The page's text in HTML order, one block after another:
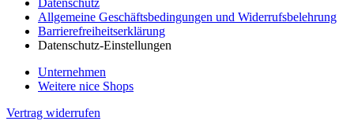
Datenschutz
Allgemeine Geschäftsbedingungen und Widerrufsbelehrung
Barrierefreiheitserklärung
Datenschutz-Einstellungen
Unternehmen
Weitere nice Shops
Vertrag widerrufen